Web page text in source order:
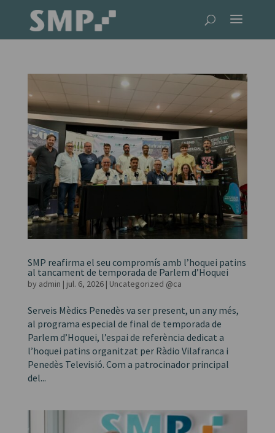
SMP reafirma el seu compromís amb l’hoquei patins
al tancament de temporada de Parlem d’Hoquei
by admin | jul. 6, 2026| Uncategorized @ca
Serveis Mèdics Penedès va ser present, un any més,
al programa especial de final de temporada de
Parlem d’Hoquei, l’espai de referència dedicat a
l’hoquei patins organitzat per Ràdio Vilafranca i
Penedès Televisió. Com a patrocinador principal
del...